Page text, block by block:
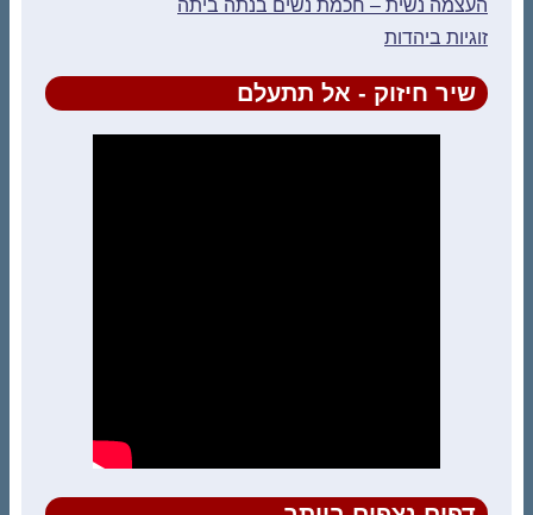
העצמה נשית – חכמת נשים בנתה ביתה
זוגיות ביהדות
שיר חיזוק - אל תתעלם